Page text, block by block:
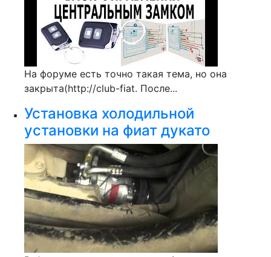
На форуме есть точно такая тема, но она
закрыта(http://club-fiat. После...
Установка холодильной
установки на фиат дукато